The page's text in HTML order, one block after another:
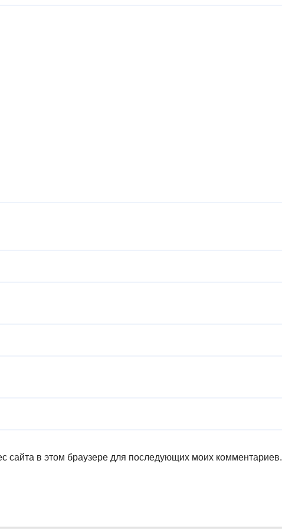
сайта в этом браузере для последующих моих комментариев.